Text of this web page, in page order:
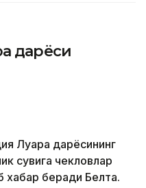
дарёси
Луара дарёсининг
сувига чекловлар
хабар беради Белта.